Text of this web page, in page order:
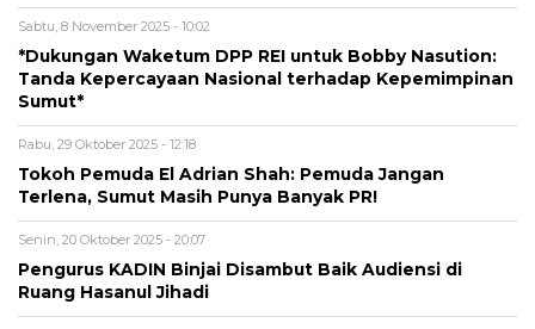
Sabtu, 8 November 2025 - 10:02
*Dukungan Waketum DPP REI untuk Bobby Nasution:
Tanda Kepercayaan Nasional terhadap Kepemimpinan
Sumut*
Rabu, 29 Oktober 2025 - 12:18
Tokoh Pemuda El Adrian Shah: Pemuda Jangan
Terlena, Sumut Masih Punya Banyak PR!
Senin, 20 Oktober 2025 - 20:07
Pengurus KADIN Binjai Disambut Baik Audiensi di
Ruang Hasanul Jihadi